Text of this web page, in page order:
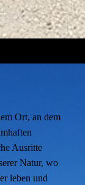
Ort, an dem
Ausritte
Natur, wo
leben und